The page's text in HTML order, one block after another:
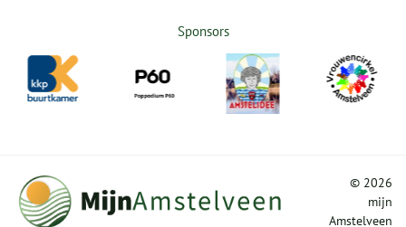
Sponsors
© 2026
mijn
Amstelveen